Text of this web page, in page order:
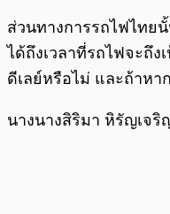
ส่วนทางการรถไฟไทย
ได้ถึงเวลาที่รถไฟจะถึ
ดีเลย์หรือไม่ และถ้าห
นางนางสิริมา หิรัญเจริ